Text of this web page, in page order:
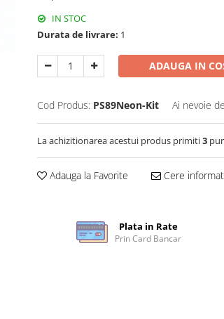
IN STOC
Durata de livrare: 1
ADAUGA IN
Cod Produs: PS89Neon-Kit Ai nevoie
La achizitionarea acestui produs primiti3
Adauga la Favorite Cere
Plata in Rate
Prin Card Bancar